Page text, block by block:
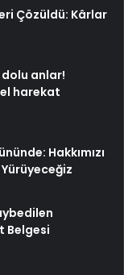
Çözüldü: Kârlar
anlar!
harekat
Hakkımızı
Belgesi